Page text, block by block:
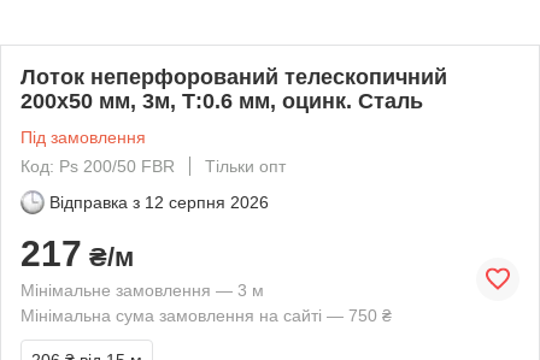
Лоток неперфорований телескопичний
200х50 мм, 3м, Т:0.6 мм, оцинк. Сталь
Під замовлення
Код: Ps 200/50 FBR
Тільки опт
Відправка з 12 серпня 2026
217 ₴/м
Мінімальне замовлення — 3 м
Мінімальна сума замовлення на сайті — 750 ₴